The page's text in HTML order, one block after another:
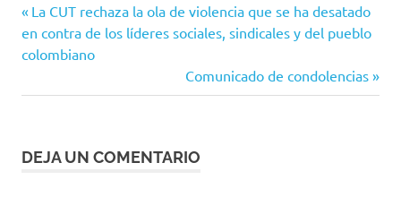
Antioquia
Navegación
de
entradas
Entrada
anterior:
La CUT rechaza la ola de violencia que se ha desatado
en contra de los líderes sociales, sindicales y del pueblo
colombiano
Siguiente
entrada:
Comunicado de condolencias
DEJA UN COMENTARIO